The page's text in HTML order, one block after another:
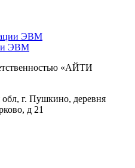
ЭВМ
ЭВМ
«АЙТИ
г. Пушкино, деревня
д 21